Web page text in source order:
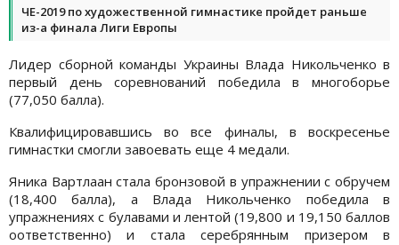
ЧЕ-2019 по художественной гимнастике пройдет раньше
из-а финала Лиги Европы
Лидер сборной команды Украины Влада Никольченко в
первый день соревнований победила в многоборье
(77,050 балла).
Квалифицировавшись во все финалы, в воскресенье
гимнастки смогли завоевать еще 4 медали.
Яника Вартлаан стала бронзовой в упражнении с обручем
(18,400 балла), а Влада Никольченко победила в
упражнениях с булавами и лентой (19,800 и 19,150 баллов
оответственно) и стала серебрянным призером в